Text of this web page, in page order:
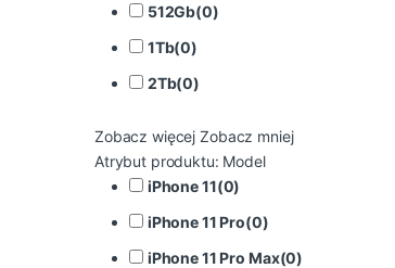
512Gb(0)
1Tb(0)
2Tb(0)
Zobacz więcej Zobacz mniej
Atrybut produktu: Model
iPhone 11(0)
iPhone 11 Pro(0)
iPhone 11 Pro Max(0)